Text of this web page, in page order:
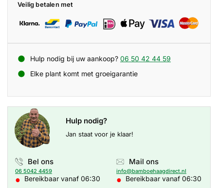
Veilig betalen met
Hulp nodig bij uw aankoop? 06 50 42 44 59
Elke plant komt met groeigarantie
Hulp nodig?
Jan staat voor je klaar!
Bel ons
06 5042 4459
● Bereikbaar vanaf 06:30
Mail ons
info@bamboehaagdirect.nl
● Bereikbaar vanaf 06:30